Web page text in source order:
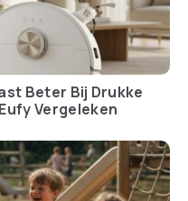
Dit zijn de grootste
supermarktergernissen
van Nederlanders
(herken jij ze?)